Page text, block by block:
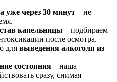
уже через 30 минут – не
капельницы – подбираем
после осмотра.
для выведения алкоголя из
состояния – наша
сразу, снимая